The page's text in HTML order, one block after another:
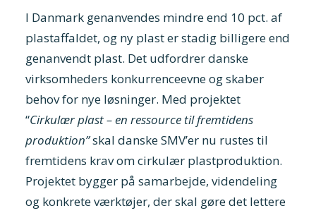
I Danmark genanvendes mindre end 10 pct. af
plastaffaldet, og ny plast er stadig billigere end
genanvendt plast. Det udfordrer danske
virksomheders konkurrenceevne og skaber
behov for nye løsninger. Med projektet
“Cirkulær plast – en ressource til fremtidens
produktion”skal danske SMV’er nu rustes til
fremtidens krav om cirkulær plastproduktion.
Projektet bygger på samarbejde, videndeling
og konkrete værktøjer, der skal gøre det lettere